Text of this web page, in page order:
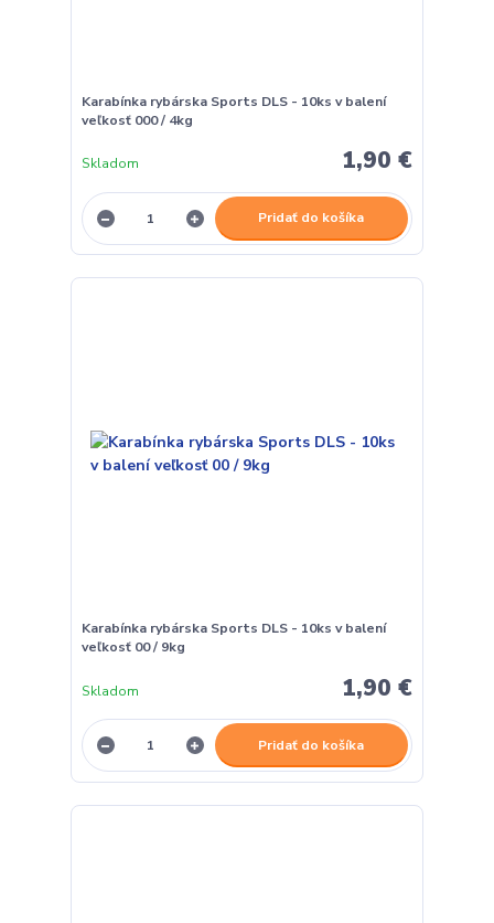
Karabínka rybárska Sports DLS - 10ks v balení
veľkosť 000 / 4kg
1,90 €
Skladom
Pridať do košíka
Karabínka rybárska Sports DLS - 10ks v balení
veľkosť 00 / 9kg
1,90 €
Skladom
Pridať do košíka